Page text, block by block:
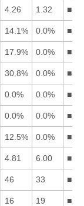
4.26 1.32
14.1% 0.0%
17.9% 0.0%
30.8% 0.0%
0.0% 0.0%
0.0% 0.0%
12.5% 0.0%
4.81 6.00
46 33
16 19